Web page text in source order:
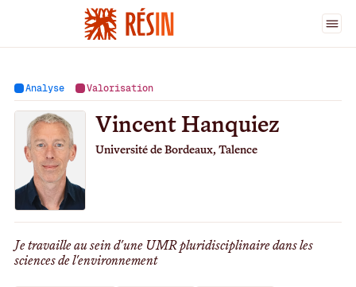
Vincent Hanquiez
Analyse Valorisation
Vincent Hanquiez
Université de Bordeaux, Talence
Je travaille au sein d'une UMR pluridisciplinaire dans les
sciences de l'environnement